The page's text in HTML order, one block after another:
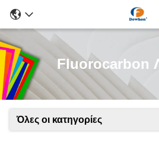
Fluorocarbon
Όλες οι κατηγορίες